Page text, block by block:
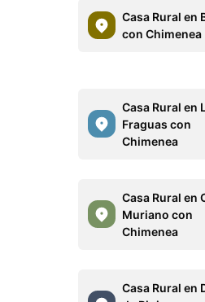
Casa Rural en
con Chimenea
Casa Rural en
Fraguas con
Chimenea
Casa Rural en
Muriano con
Chimenea
Casa Rural en